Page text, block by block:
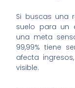
Si buscas una
suelo para un
una meta
99,99% tiene
afecta
visible.